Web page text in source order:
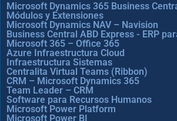
Microsoft Dynamics 365 Business
Módulos y Extensiones
Microsoft Dynamics NAV – Navision
Business Central ABD Express - ERP
Microsoft 365 – Office 365
Azure Infraestructura Cloud
Infraestructura Sistemas
Centralita Virtual Teams (Ribbon)
CRM – Microsoft Dynamics 365
Team Leader – CRM
Software para Recursos Humanos
Microsoft Power Platform
Microsoft Power BI